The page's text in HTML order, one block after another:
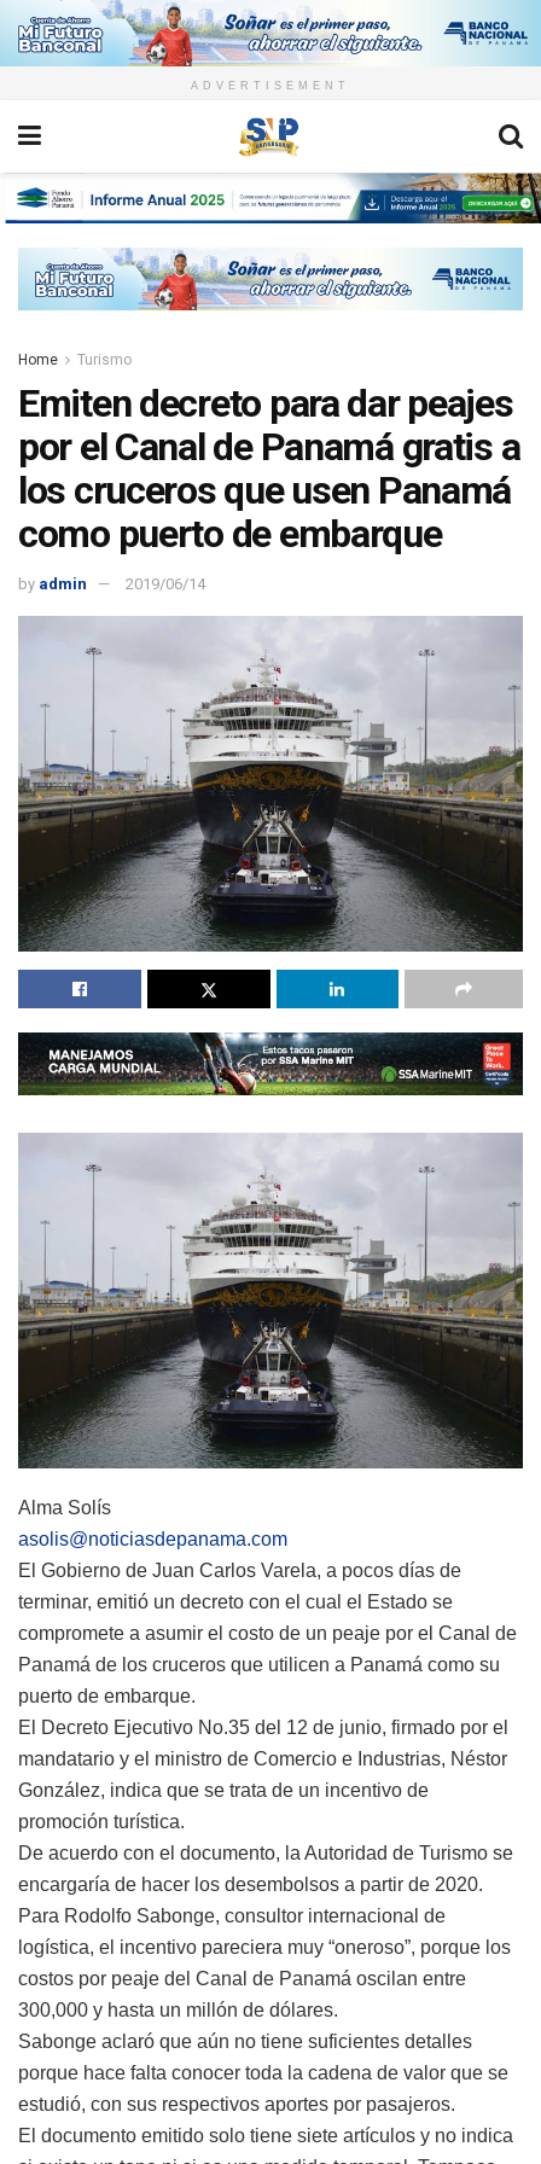
ADVERTISEMENT
Home Turismo
Emiten decreto para dar peajes
por el Canal de Panamá gratis a
los cruceros que usen Panamá
como puerto de embarque
by admin 2019/06/14
Alma Solís
asolis@noticiasdepanama.com
El Gobierno de Juan Carlos Varela, a pocos días de
terminar, emitió un decreto con el cual el Estado se
compromete a asumir el costo de un peaje por el Canal de
Panamá de los cruceros que utilicen a Panamá como su
puerto de embarque.
El Decreto Ejecutivo No.35 del 12 de junio, firmado por el
mandatario y el ministro de Comercio e Industrias, Néstor
González, indica que se trata de un incentivo de
promoción turística.
De acuerdo con el documento, la Autoridad de Turismo se
encargaría de hacer los desembolsos a partir de 2020.
Para Rodolfo Sabonge, consultor internacional de
logística, el incentivo pareciera muy “oneroso”, porque los
costos por peaje del Canal de Panamá oscilan entre
300,000 y hasta un millón de dólares.
Sabonge aclaró que aún no tiene suficientes detalles
porque hace falta conocer toda la cadena de valor que se
estudió, con sus respectivos aportes por pasajeros.
El documento emitido solo tiene siete artículos y no indica